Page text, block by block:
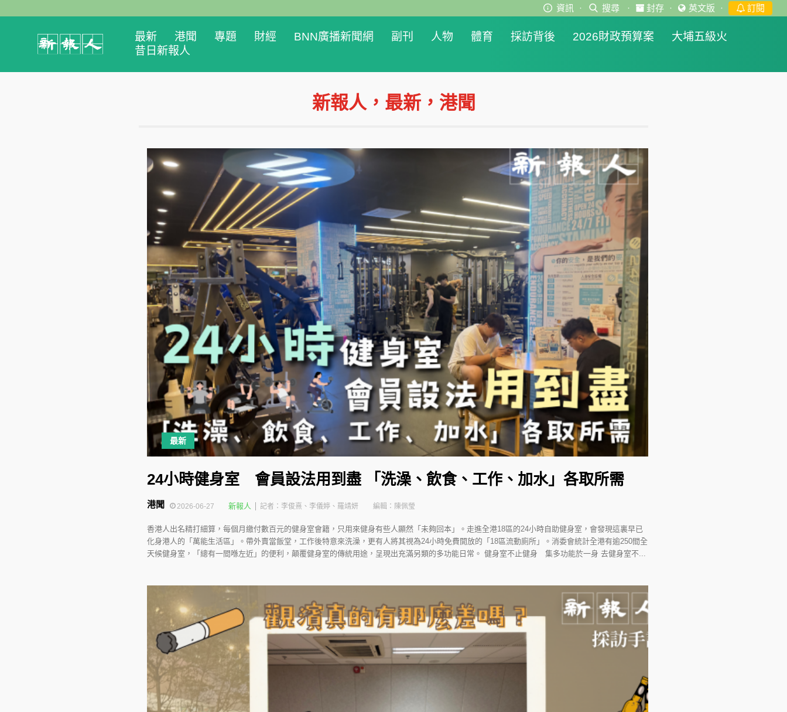
資訊 · 搜尋 · 封存 · 英文版 · 訂閱
最新 港聞 專題 財經 BNN廣播新聞網 副刊 人物 體育 採訪背後 2026財政預算案
大埔五級火
昔日新報人
新報人，最新，港聞
最新
24小時健身室 會員設法用到盡 「洗澡、飲食、工作、加水」各取所需
2026-06-27
港聞 新報人 記者：李俊熹、李儀婷、羅靖妍 編輯：陳佩瑩
香港人出名精打細算，每個月繳付數百元的健身室會籍，只用來健身有些人顯然「未夠回本」。走進全港18區的24小時自助健身室，會發現這裏早已
化身港人的「萬能生活區」。帶外賣當飯堂，工作後特意來洗澡，更有人將其視為24小時免費開放的「18區流動廁所」。消委會統計全港有逾250間全
天候健身室，「總有一間喺左近」的便利，顛覆健身室的傳統用途，呈現出充滿另類的多功能日常。 健身室不止健身 集多功能於一身 去健身室不...